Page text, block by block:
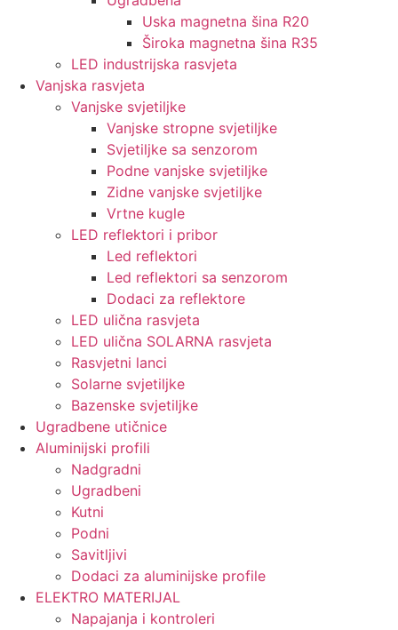
Uska magnetna šina R20
Široka magnetna šina R35
LED industrijska rasvjeta
Vanjska rasvjeta
Vanjske svjetiljke
Vanjske stropne svjetiljke
Svjetiljke sa senzorom
Podne vanjske svjetiljke
Zidne vanjske svjetiljke
Vrtne kugle
LED reflektori i pribor
Led reflektori
Led reflektori sa senzorom
Dodaci za reflektore
LED ulična rasvjeta
LED ulična SOLARNA rasvjeta
Rasvjetni lanci
Solarne svjetiljke
Bazenske svjetiljke
Ugradbene utičnice
Aluminijski profili
Nadgradni
Ugradbeni
Kutni
Podni
Savitljivi
Dodaci za aluminijske profile
ELEKTRO MATERIJAL
Napajanja i kontroleri